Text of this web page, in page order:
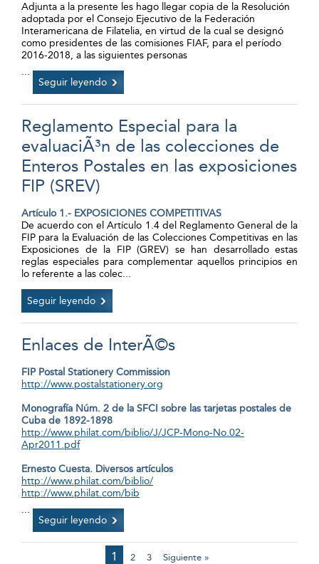
Adjunta a la presente les hago llegar copia de la Resolución
adoptada por el Consejo Ejecutivo de la Federación
Interamericana de Filatelia, en virtud de la cual se designó
como presidentes de las comisiones FIAF, para el período
2016-2018, a las siguientes personas
...
Seguir leyendo
Reglamento Especial para la
evaluaciÃ³n de las colecciones de
Enteros Postales en las exposiciones
FIP (SREV)
Artículo 1.- EXPOSICIONES COMPETITIVAS
De acuerdo con el Artículo 1.4 del Reglamento General de la
FIP para la Evaluación de las Colecciones Competitivas en las
Exposiciones de la FIP (GREV) se han desarrollado estas
reglas especiales para complementar aquellos principios en
lo referente a las colec...
Seguir leyendo
Enlaces de InterÃ©s
FIP Postal Stationery Commission
http://www.postalstationery.org
Monografía Núm. 2 de la SFCI sobre las tarjetas postales de
Cuba de 1892-1898
http://www.philat.com/biblio/J/JCP-Mono-No.02-
Apr2011.pdf
Ernesto Cuesta. Diversos artículos
http://www.philat.com/biblio/
http://www.philat.com/bib
...
Seguir leyendo
1 2 3 Siguiente »